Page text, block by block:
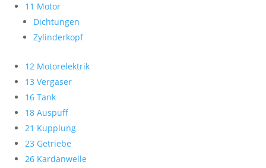
11 Motor
Dichtungen
Zylinderkopf
12 Motorelektrik
13 Vergaser
16 Tank
18 Auspuff
21 Kupplung
23 Getriebe
26 Kardanwelle